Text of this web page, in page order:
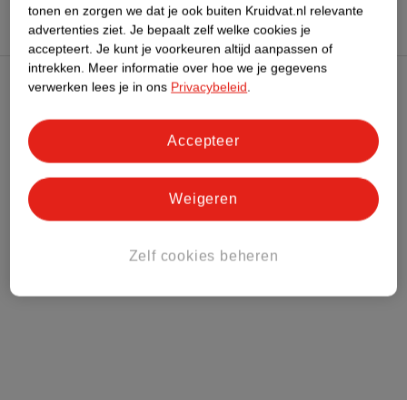
Kruidvat Club
Klantenservice
Over Kruidvat
tonen en zorgen we dat je ook buiten Kruidvat.nl relevante
advertenties ziet. Je bepaalt zelf welke cookies je
accepteert. Je kunt je voorkeuren altijd aanpassen of
intrekken. Meer informatie over hoe we je gegevens
verwerken lees je in ons Privacybeleid.
Zelf cookies beheren
Weigeren
Accepteer